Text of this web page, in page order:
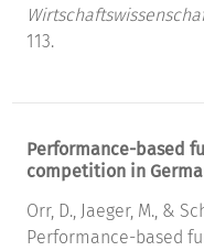
113.
Performance-based
competition in
Orr, D., Jaeger, M., &
Performance-based